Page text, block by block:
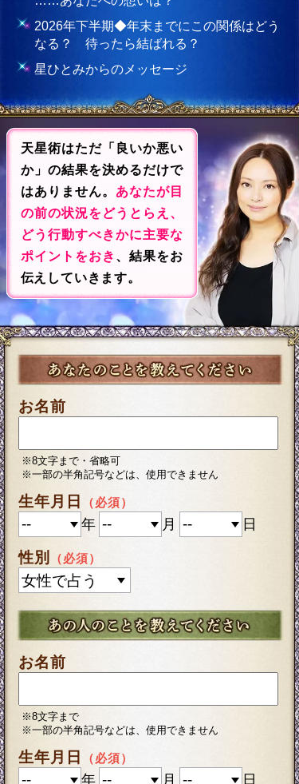
2026年下半期◆年末までにこの関係はどう
なる？ 待ったら結ばれる？
星ひとみからのメッセージ
天星術はただ「良いか悪い
か」の結果を決めるだけで
はありません。 あなたが目
の前の状況をどうとらえ、
どう行動すべきかに主要な
ポイントをおき 、結果をお
伝えしていきます。
お名前
※8文字まで・省略可
※一部の半角記号などは、使用できません
生年月日 （必須）
年 月 日
性別 （必須）
お名前
※8文字まで
※一部の半角記号などは、使用できません
生年月日 （必須）
年 月 日